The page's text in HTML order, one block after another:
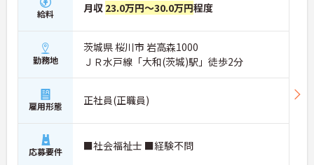
給料 月収 23.0万円～30.0万円程度
勤務地
茨城県 桜川市 岩高森1000
ＪＲ水戸線「大和(茨城)駅」徒歩2分
雇用形態 正社員(正職員)
応募要件 ■社会福祉士 ■経験不問